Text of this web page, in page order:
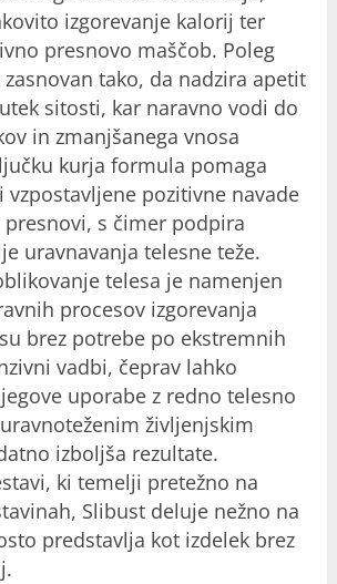
izgorevanje kalorij ter
presnovo maščob. Poleg
tako, da nadzira apetit
sitosti, kar naravno vodi do
in zmanjšanega vnosa
kurja formula pomaga
pozitivne navade
presnovi, s čimer podpira
uravnavanja telesne teže.
telesa je namenjen
procesov izgorevanja
brez potrebe po ekstremnih
vadbi, čeprav lahko
uporabe z redno telesno
življenjskim
izboljša rezultate.
ki temelji pretežno na
Slibust deluje nežno na
predstavlja kot izdelek brez